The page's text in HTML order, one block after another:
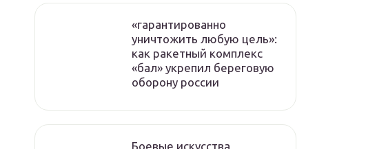
«гарантированно
уничтожить любую цель»:
как ракетный комплекс
«бал» укрепил береговую
оборону россии
Боевые искусства